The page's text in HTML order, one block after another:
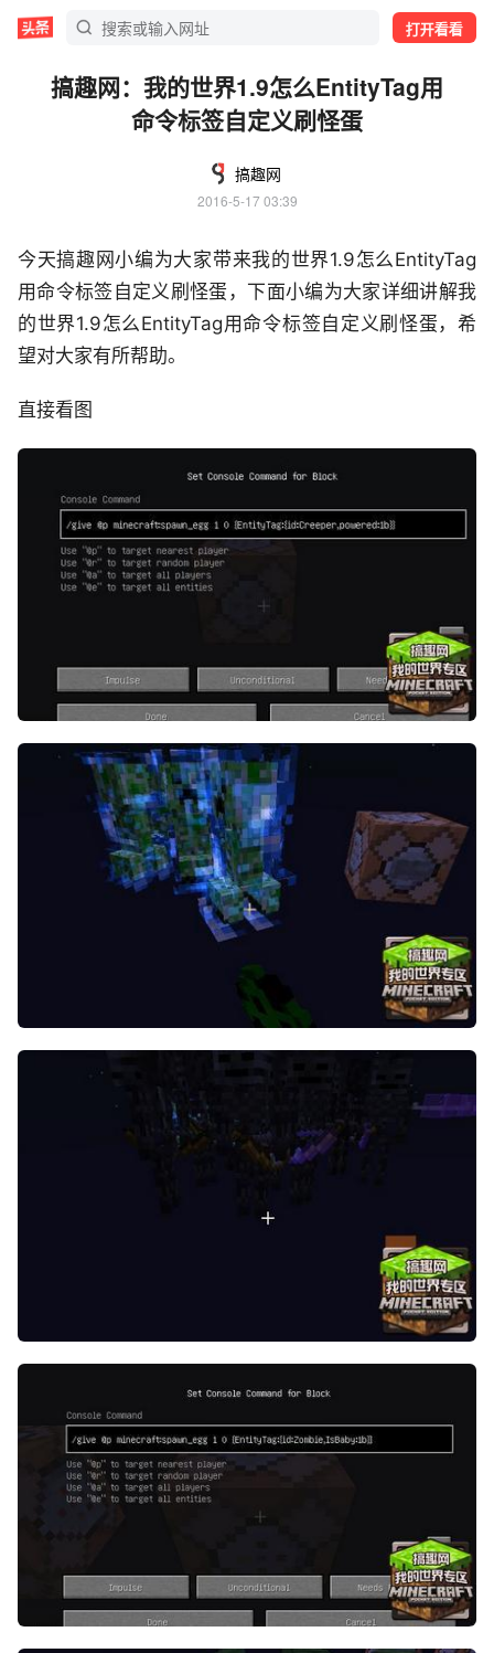
打开看看
搞趣网：我的世界1.9怎么EntityTag用
命令标签自定义刷怪蛋
搞趣网
2016-5-17 03:39
今天搞趣网小编为大家带来我的世界1.9怎么EntityTag
用命令标签自定义刷怪蛋，下面小编为大家详细讲解我
的世界1.9怎么EntityTag用命令标签自定义刷怪蛋，希
望对大家有所帮助。
直接看图